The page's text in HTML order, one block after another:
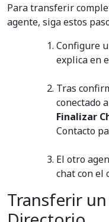
Para transferir
agente, siga estos
Configure
explica en
Tras
conectado
Finalizar
Contacto
El otro
chat con el
Transferir